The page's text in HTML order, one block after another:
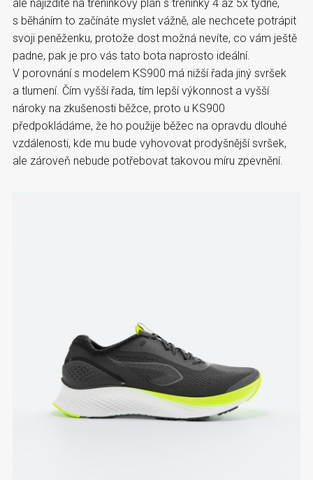
ale najíždíte na tréninkový plán s tréninky 4 až 5x týdně,
s běháním to začínáte myslet vážně, ale nechcete potrápit
svoji peněženku, protože dost možná nevíte, co vám ještě
padne, pak je pro vás tato bota naprosto ideální.
V porovnání s modelem KS900 má nižší řada jiný svršek
a tlumení. Čím vyšší řada, tím lepší výkonnost a vyšší
nároky na zkušenosti běžce, proto u KS900
předpokládáme, že ho použije běžec na opravdu dlouhé
vzdálenosti, kde mu bude vyhovovat prodyšnější svršek,
ale zároveň nebude potřebovat takovou míru zpevnění.